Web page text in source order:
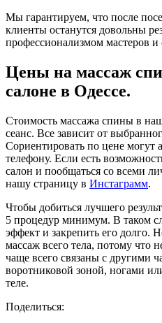
Мы гарантируем, что после
клиенты останутся довольны
профессионализмом мастеров
Цены на массаж
салоне в Одессе.
Стоимость массажа спины в
сеанс. Все зависит от
Сориентировать по цене могут
телефону. Если есть
салон и пообщаться со всеми
нашу страницу в Инстаграмм.
Чтобы добиться лучшего
5 процедур минимум. В таком
эффект и закрепить его долго.
массаж всего тела, потому что
чаще всего связаны с другими
воротниковой зоной, ногами
теле.
Поделиться: